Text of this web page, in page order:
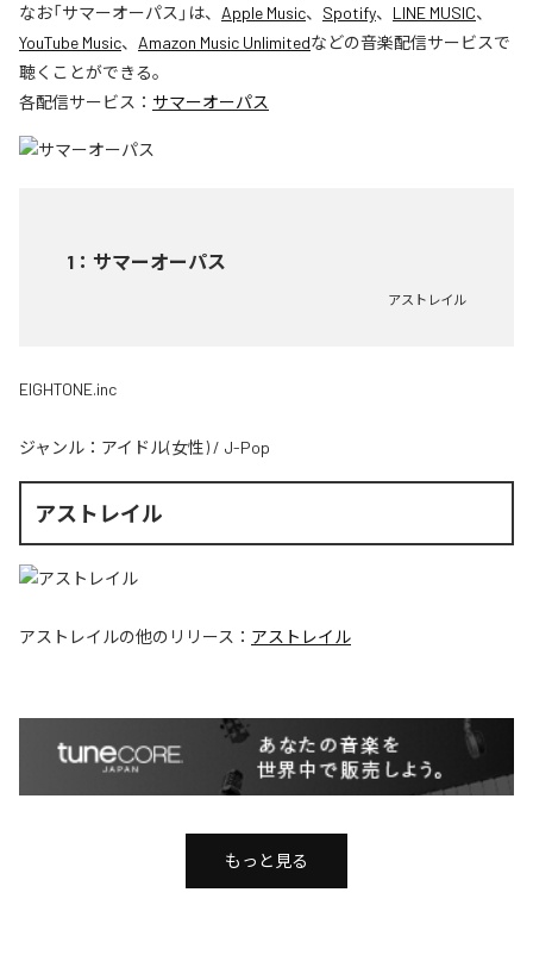
なお「サマーオーパス 」は、 Apple Music、 Spotify、 LINE MUSIC、
YouTube Music、 Amazon Music Unlimitedなどの音楽配信サービスで
聴くことができる。
各配信サービス： サマーオーパス
1 ： サマーオーパス
アストレイル
EIGHTONE.inc
ジャンル： アイドル(女性) / J-Pop
アストレイル
アストレイルの他のリリース： アストレイル
もっと見る